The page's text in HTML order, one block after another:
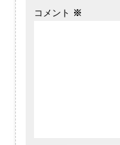
コメント ※